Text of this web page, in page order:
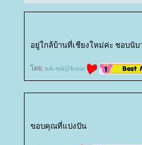
อยู่ใกล้บ้านที่เชียงใหม่ค่ะ ชอบนับ
ดย: tuk-tuk@korat
ขอบคุณที่แบ่งปัน